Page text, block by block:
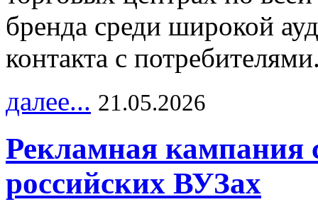
бренда среди широкой
контакта с
далее... 21.05.2026
Рекламная кампания
российских ВУЗах